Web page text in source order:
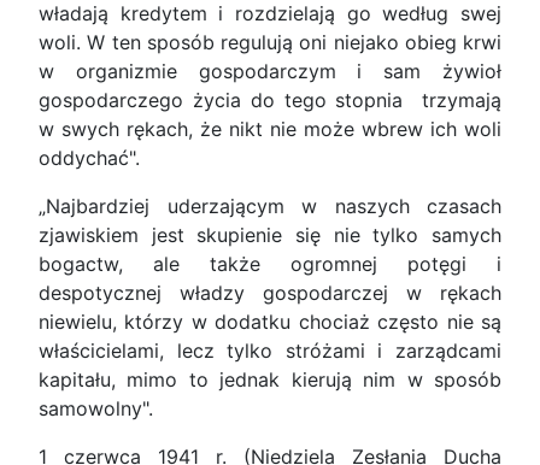
władają kredytem i rozdzielają go według swej
woli. W ten sposób regulują oni niejako obieg krwi
w organizmie gospodarczym i sam żywioł
gospodarczego życia do tego stopnia trzymają
w swych rękach, że nikt nie może wbrew ich woli
oddychać".
„Najbardziej uderzającym w naszych czasach
zjawiskiem jest skupienie się nie tylko samych
bogactw, ale także ogromnej potęgi i
despotycznej władzy gospodarczej w rękach
niewielu, którzy w dodatku chociaż często nie są
właścicielami, lecz tylko stróżami i zarządcami
kapitału, mimo to jednak kierują nim w sposób
samowolny".
1 czerwca 1941 r. (Niedziela Zesłania Ducha